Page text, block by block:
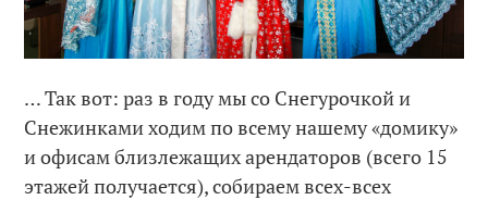
… Так вот: раз в году мы со Снегурочкой и
Снежинками ходим по всему нашему «домику»
и офисам близлежащих арендаторов (всего 15
этажей получается), собираем всех-всех